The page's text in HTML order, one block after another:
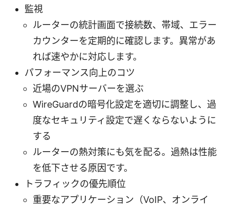
監視
ルーターの統計画面で接続数、帯域、エラー
カウンターを定期的に確認します。異常があ
れば速やかに対応します。
パフォーマンス向上のコツ
近場のVPNサーバーを選ぶ
WireGuardの暗号化設定を適切に調整し、過
度なセキュリティ設定で遅くならないように
する
ルーターの熱対策にも気を配る。過熱は性能
を低下させる原因です。
トラフィックの優先順位
重要なアプリケーション（VoIP、オンライ